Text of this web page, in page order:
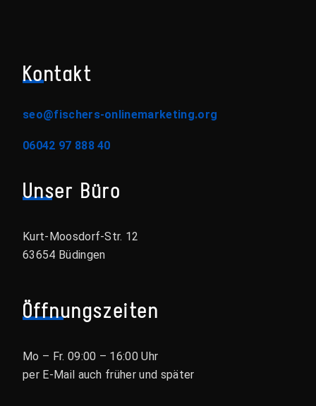
Kontakt
seo@fischers-onlinemarketing.org
06042 97 888 40
Unser Büro
Kurt-Moosdorf-Str. 12
63654 Büdingen
Öffnungszeiten
Mo – Fr. 09:00 – 16:00 Uhr
per E-Mail auch früher und später